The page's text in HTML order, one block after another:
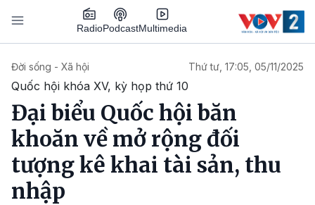
Nhảy đến nội dung
RadioPodcastMultimedia
Đời sống - Xã hội Thứ tư, 17:05, 05/11/2025
Quốc hội khóa XV, kỳ họp thứ 10
Đại biểu Quốc hội băn
khoăn về mở rộng đối
tượng kê khai tài sản, thu
nhập